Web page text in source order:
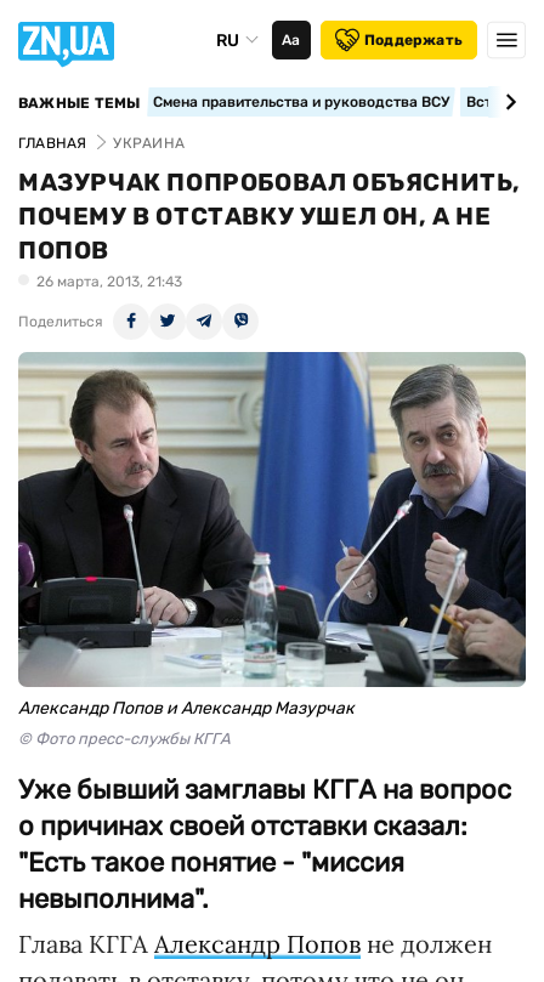
RU Аа Поддержать
ВАЖНЫЕ ТЕМЫ Смена правительства и руководства ВСУ
ГЛАВНАЯ УКРАИНА
МАЗУРЧАК ПОПРОБОВАЛ ОБЪЯСНИТЬ,
ПОЧЕМУ В ОТСТАВКУ УШЕЛ ОН, А НЕ
ПОПОВ
26 марта, 2013, 21:43
Поделиться
Александр Попов и Александр Мазурчак
© Фото пресс-службы КГГА
Уже бывший замглавы КГГА на вопрос
о причинах своей отставки сказал:
"Есть такое понятие - "миссия
невыполнима".
Глава КГГА Александр Попов не должен